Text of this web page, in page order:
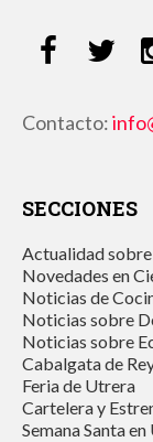
Contacto:
SECCIONES
Actualidad
Novedades en
Noticias de
Noticias sobre
Noticias sobre
Cabalgata de
Feria de Utrera
Cartelera y
Semana Santa